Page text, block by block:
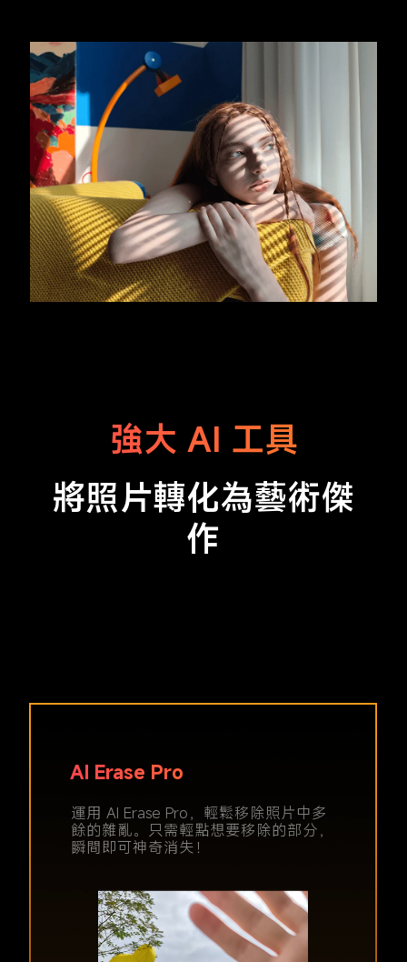
強大 AI 工具
將照片轉化為藝術傑
作
AI Erase Pro
運用 AI Erase Pro，輕鬆移除照片中多
餘的雜亂。只需輕點想要移除的部分，
瞬間即可神奇消失！
AI 影像擴圖
運用 AI，照片將如同活畫般自然延展，
無縫生成缺失的畫面。
AI 散景
添加唯美背景虛化或淺景深效果，讓主
體更加突出。
AI 摳圖
識別影像主體並將其與背景分離。
AI 影片
借助 AI 創作短片與影片網誌。選擇想要
使用的照片和影片，輸入幾個關鍵描
樂，讓您的創意完美呈現。